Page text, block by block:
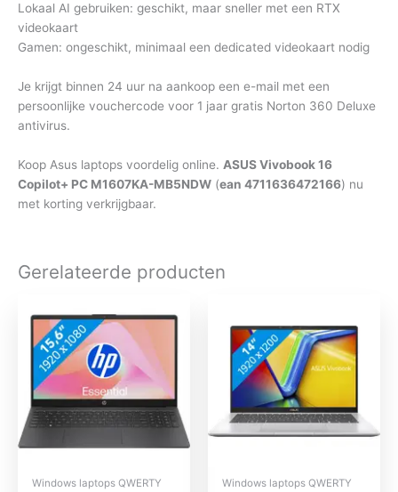
Lokaal AI gebruiken: geschikt, maar sneller met een RTX
videokaart
Gamen: ongeschikt, minimaal een dedicated videokaart nodig
Je krijgt binnen 24 uur na aankoop een e-mail met een
persoonlijke vouchercode voor 1 jaar gratis Norton 360 Deluxe
antivirus.
Koop Asus laptops voordelig online. ASUS Vivobook 16
Copilot+ PC M1607KA-MB5NDW (ean 4711636472166) nu
met korting verkrijgbaar.
Gerelateerde producten
Windows laptops QWERTY Windows laptops QWERTY